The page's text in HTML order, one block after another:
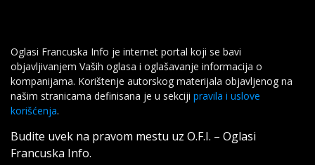
Oglasi Francuska Info je internet portal koji se bavi
objavljivanjem Vaših oglasa i oglašavanje informacija o
kompanijama. Korištenje autorskog materijala objavljenog na
našim stranicama definisana je u sekciji pravila i uslove
korišćenja.
Budite uvek na pravom mestu uz O.F.I. – Oglasi
Francuska Info.